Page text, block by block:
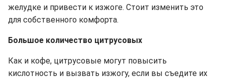
желудке и привести к изжоге. Стоит изменить это
для собственного комфорта.
Большое количество цитрусовых
Как и кофе, цитрусовые могут повысить
кислотность и вызвать изжогу, если вы съедите их